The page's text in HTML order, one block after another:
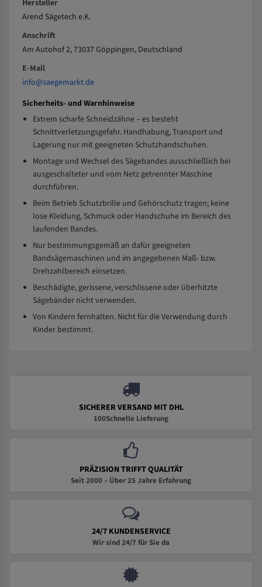
Hersteller
Arend Sägetech e.K.
Anschrift
Am Autohof 2, 73037 Göppingen, Deutschland
E-Mail
info@saegemarkt.de
Sicherheits- und Warnhinweise
Extrem scharfe Schneidzähne – es besteht
Schnittverletzungsgefahr. Handhabung, Transport und
Lagerung nur mit geeigneten Schutzhandschuhen.
Montage und Wechsel des Sägebandes ausschließlich bei
ausgeschalteter und vom Netz getrennter Maschine
durchführen.
Beim Betrieb Schutzbrille und Gehörschutz tragen; keine
lose Kleidung, Schmuck oder Handschuhe im Bereich des
laufenden Bandes.
Nur bestimmungsgemäß an dafür geeigneten
Bandsägemaschinen und im angegebenen Maß- bzw.
Drehzahlbereich einsetzen.
Beschädigte, gerissene, verschlissene oder überhitzte
Sägebänder nicht verwenden.
Von Kindern fernhalten. Nicht für die Verwendung durch
Kinder bestimmt.
SICHERER VERSAND MIT DHL
100Schnelle Lieferung
PRÄZISION TRIFFT QUALITÄT
Seit 2000 – Über 25 Jahre Erfahrung
24/7 KUNDENSERVICE
Wir sind 24/7 für Sie da